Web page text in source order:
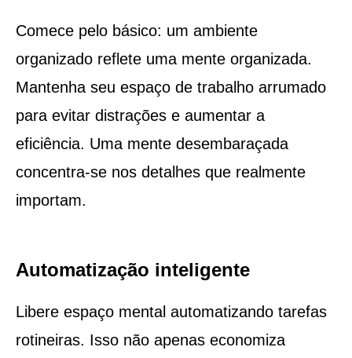
Comece pelo básico: um ambiente
organizado reflete uma mente organizada.
Mantenha seu espaço de trabalho arrumado
para evitar distrações e aumentar a
eficiência. Uma mente desembaraçada
concentra-se nos detalhes que realmente
importam.
Automatização inteligente
Libere espaço mental automatizando tarefas
rotineiras. Isso não apenas economiza